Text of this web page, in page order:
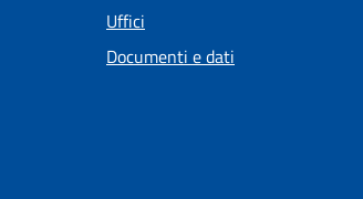
Uffici
Documenti e dati